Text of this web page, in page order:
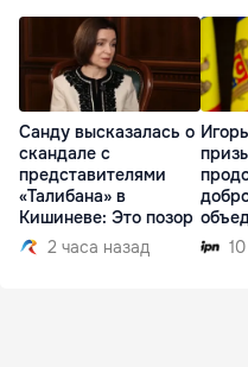
Санду высказалась о
скандале с
представителями
«Талибана» в
Кишиневе: Это позор
2 часа назад